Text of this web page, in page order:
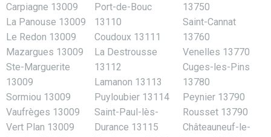
Carpiagne 13009
La Panouse 13009
Le Redon 13009
Mazargues 13009
Ste-Marguerite
13009
Sormiou 13009
Vaufrèges 13009
Vert Plan 13009
Port-de-Bouc
13110
Coudoux 13111
La Destrousse
13112
Lamanon 13113
Puyloubier 13114
Saint-Paul-lès-
Durance 13115
13750
Saint-Cannat
13760
Venelles 13770
Cuges-les-Pins
13780
Peynier 13790
Rousset 13790
Châteauneuf-le-